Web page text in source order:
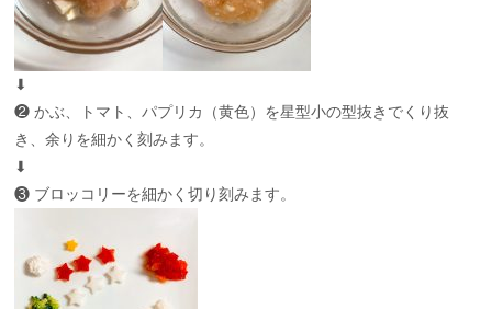
⬇︎
❷ かぶ、トマト、パプリカ（黄色）を星型小の型抜きでくり抜
き、余りを細かく刻みます。
⬇︎
❸ ブロッコリーを細かく切り刻みます。